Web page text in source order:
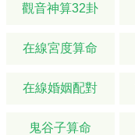
觀音神算32卦
在線宮度算命
在線婚姻配對
鬼谷子算命